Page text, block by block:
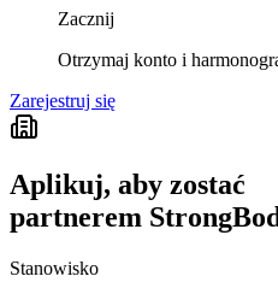
Zacznij
Otrzymaj konto i
Zarejestruj się
Aplikuj, aby zostać
partnerem
Stanowisko